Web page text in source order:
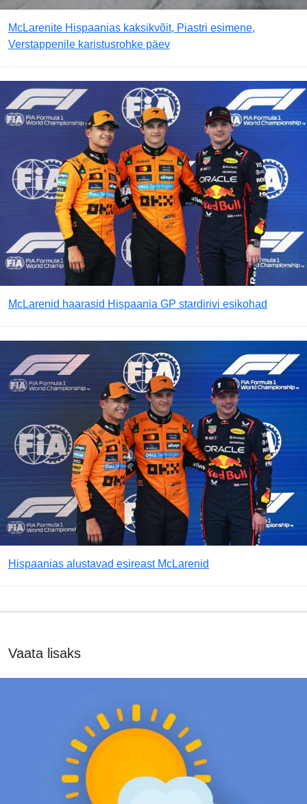
McLarenite Hispaanias kaksikvõit, Piastri esimene,
Verstappenile karistusrohke päev
McLarenid haarasid Hispaania GP stardirivi esikohad
Hispaanias alustavad esireast McLarenid
Vaata lisaks